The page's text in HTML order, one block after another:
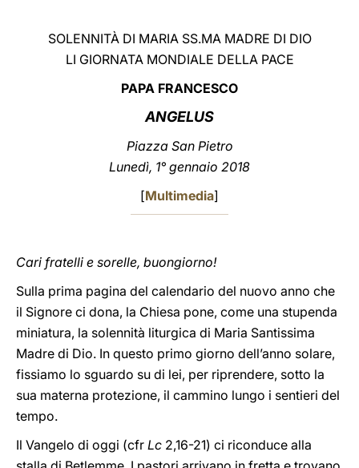
中文
SOLENNITÀ DI MARIA SS.MA MADRE DI DIO
LI GIORNATA MONDIALE DELLA PACE
PAPA FRANCESCO
ANGELUS
Piazza San Pietro
Lunedì, 1° gennaio 2018
[Multimedia]
Cari fratelli e sorelle, buongiorno!
Sulla prima pagina del calendario del nuovo anno che
il Signore ci dona, la Chiesa pone, come una stupenda
miniatura, la solennità liturgica di Maria Santissima
Madre di Dio. In questo primo giorno dell’anno solare,
fissiamo lo sguardo su di lei, per riprendere, sotto la
sua materna protezione, il cammino lungo i sentieri del
tempo.
Il Vangelo di oggi (cfr Lc 2,16-21) ci riconduce alla